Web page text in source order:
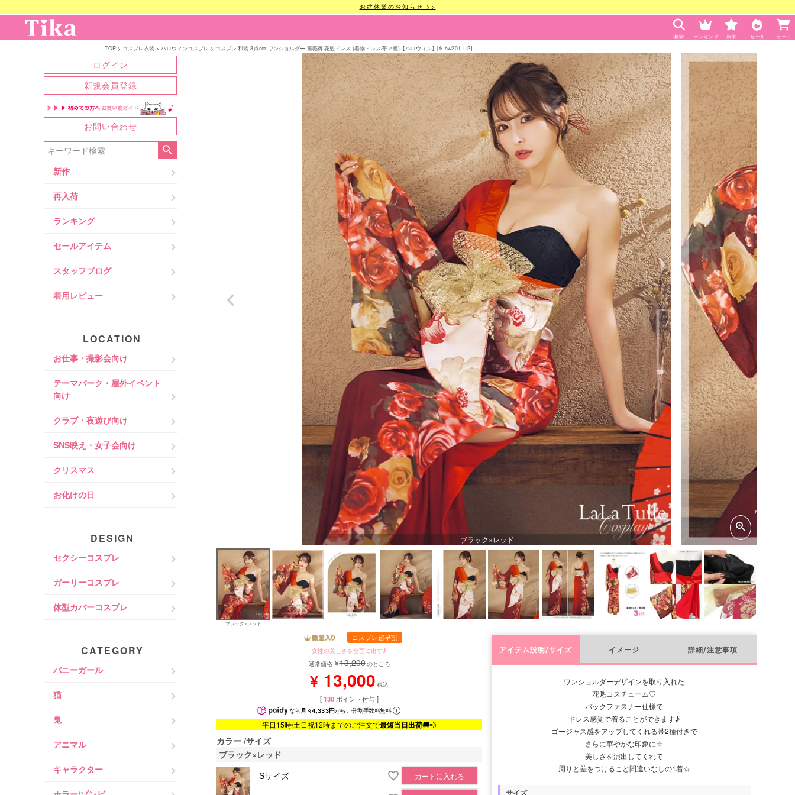
お盆休業のお知らせ >>
検索 ランキング 新作 セール カート
TOP コスプレ衣装 ハロウィンコスプレ コスプレ 和装 3点set ワンショルダー 薔薇柄 花魁ドレス (着物ドレス/帯２種)【ハロウィン】[tk-hw201112]
ログイン
新規会員登録
お問い合わせ
新作
再入荷
ランキング
セールアイテム
スタッフブログ
着用レビュー
LOCATION
お仕事・撮影会向け
テーマパーク・屋外イベント
向け
クラブ・夜遊び向け
SNS映え・女子会向け
クリスマス
お化けの日
DESIGN
セクシーコスプレ
ガーリーコスプレ
体型カバーコスプレ
CATEGORY
バニーガール
猫
鬼
アニマル
キャラクター
ブラック×レッド
ブラック×レッド
コスプレ超早割
女性の美しさを全面に出す♪
通常価格 ¥13,200のところ
¥ 13,000 税込
[130 ポイント付与 ]
なら 月々4,333円から。分割手数料無料
平日15時/土日祝12時までのご注文で最短当日出荷🚚💨
カラー サイズ
ブラック×レッド
Sサイズ
カートに入れる
アイテム説明/サイズ イメージ 詳細/注意事項
ワンショルダーデザインを取り入れた
花魁コスチューム♡
バックファスナー仕様で
ドレス感覚で着ることができます♪
ゴージャス感をアップしてくれる帯2種付きで
さらに華やかな印象に☆
美しさを演出してくれて
周りと差をつけること間違いなしの1着☆